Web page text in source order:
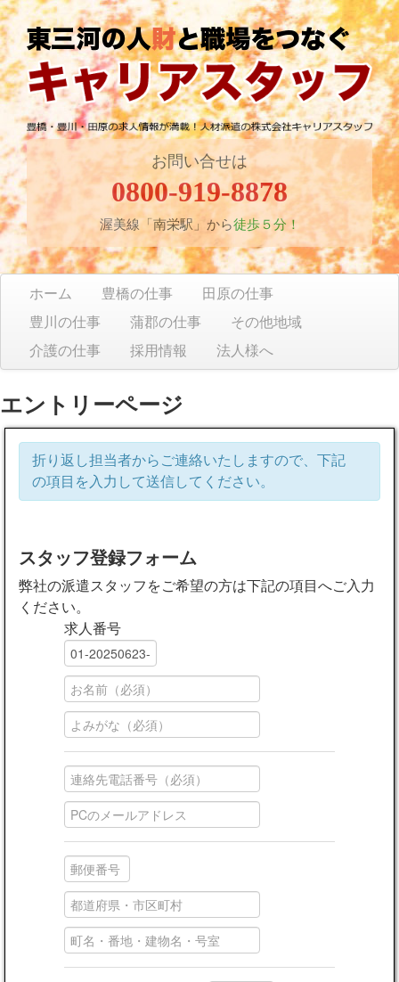
お問い合せは
0800-919-8878
渥美線「南栄駅」から徒歩５分！
ホーム 豊橋の仕事
田原の仕事
豊川の仕事
蒲郡の仕事
その他地域
介護の仕事
採用情報 法人様へ
エントリーページ
折り返し担当者からご連絡いたしますので、下記
の項目を入力して送信してください。
スタッフ登録フォーム
弊社の派遣スタッフをご希望の方は下記の項目へご入力
ください。
求人番号